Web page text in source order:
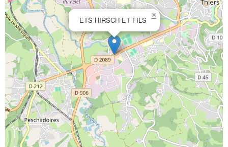
ETS HIRSCH ET FILS
×